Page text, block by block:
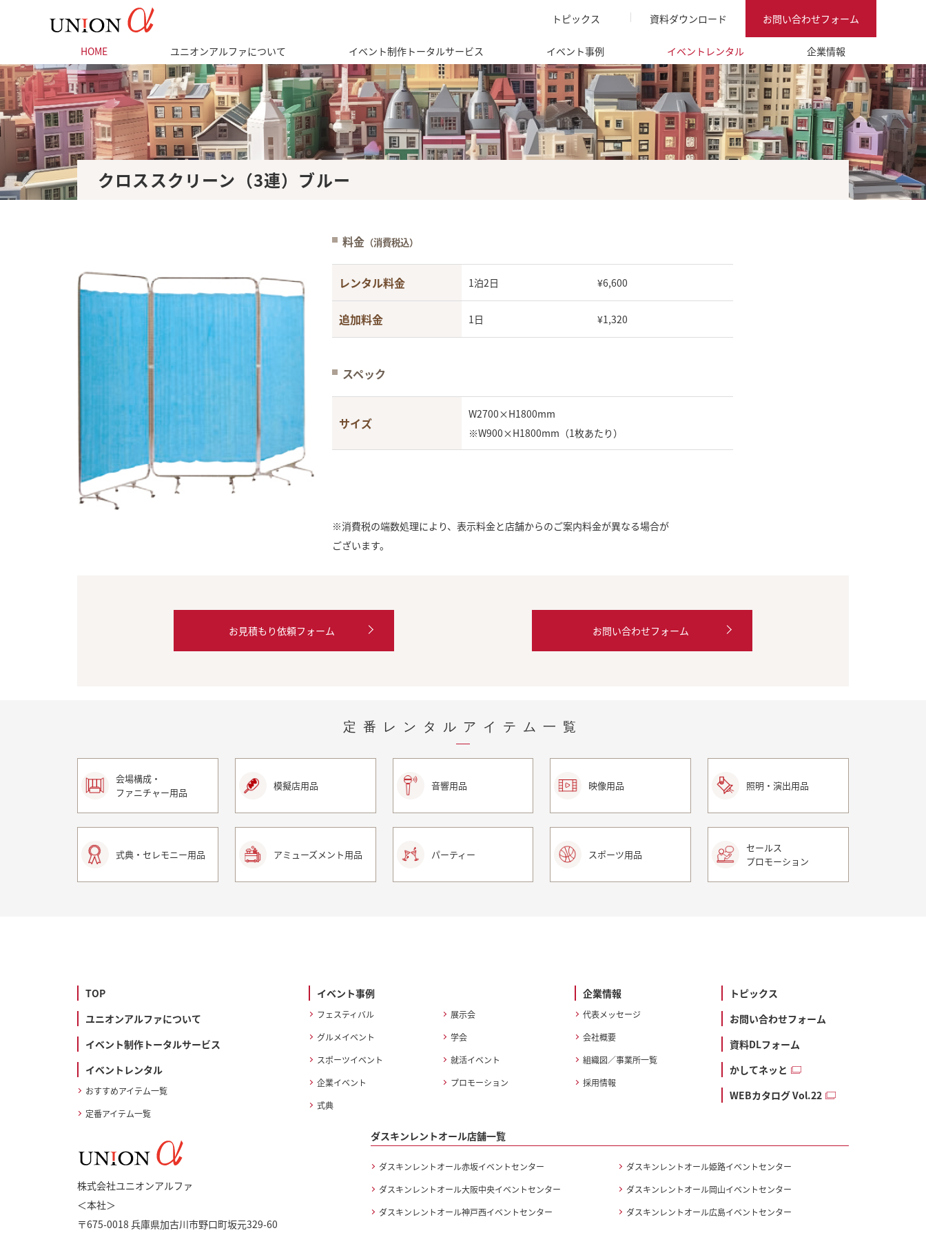
トピックス 資料ダウンロード お問い合わせフォーム
HOME ユニオンアルファについて イベント制作トータルサービス イベント事例 イベントレンタル 企業情報
クロススクリーン（3連）ブルー
料金（消費税込）
レンタル料金 1泊2日 ¥6,600
追加料金 1日 ¥1,320
スペック
サイズ
W2700×H1800mm
※W900×H1800mm（1枚あたり）
※消費税の端数処理により、表示料金と店舗からのご案内料金が異なる場合が
ございます。
お見積もり依頼フォーム お問い合わせフォーム
定番レンタルアイテム一覧
会場構成・
ファニチャー用品
模擬店用品 音響用品 映像用品 照明・演出用品
式典・セレモニー用品 アミューズメント用品 パーティー スポーツ用品
セールス
プロモーション
TOP
ユニオンアルファについて
イベント制作トータルサービス
イベントレンタル
おすすめアイテム一覧
定番アイテム一覧
イベント事例
フェスティバル
グルメイベント
スポーツイベント
企業イベント
式典
展示会
学会
就活イベント
プロモーション
企業情報
代表メッセージ
会社概要
組織図／事業所一覧
採用情報
トピックス
お問い合わせフォーム
資料DLフォーム
かしてネッと
WEBカタログ Vol.22
株式会社ユニオンアルファ
＜本社＞
〒675-0018 兵庫県加古川市野口町坂元329-60
ダスキンレントオール店舗一覧
ダスキンレントオール赤坂イベントセンター
ダスキンレントオール大阪中央イベントセンター
ダスキンレントオール神戸西イベントセンター
ダスキンレントオール姫路イベントセンター
ダスキンレントオール岡山イベントセンター
ダスキンレントオール広島イベントセンター